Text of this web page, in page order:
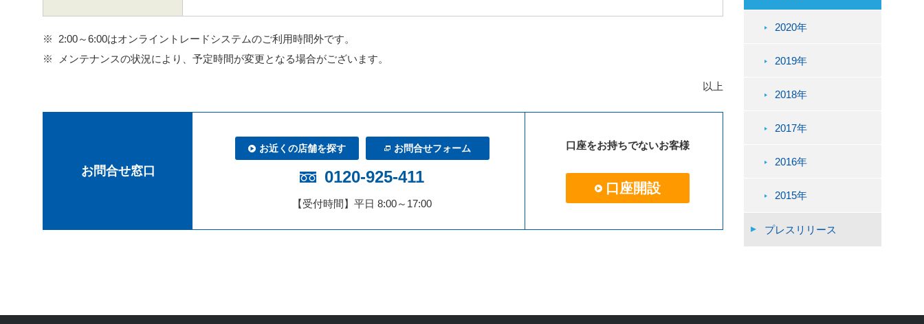
2:00～6:00はオンライントレードシステムのご利用時間外です。
メンテナンスの状況により、予定時間が変更となる場合がございます。
以上
お問合せ窓口
お近くの店舗を探す お問合せフォーム
0120-925-411
【受付時間】平日 8:00～17:00
口座をお持ちでないお客様
口座開設
2020年
2019年
2018年
2017年
2016年
2015年
プレスリリース